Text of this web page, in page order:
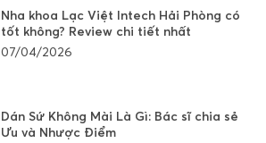
Nha khoa Lạc Việt Intech Hải Phòng có
tốt không? Review chi tiết nhất
07/04/2026
Dán Sứ Không Mài Là Gì: Bác sĩ chia sẻ
Ưu và Nhược Điểm